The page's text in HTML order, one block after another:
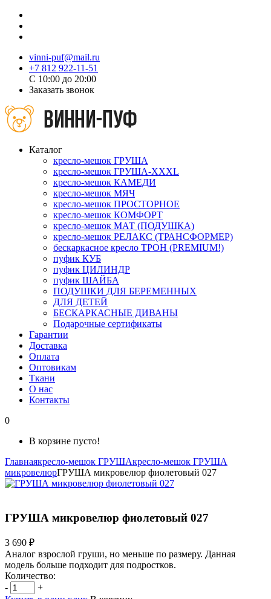
vinni-puf@mail.ru
+7 812 922-11-51
C 10:00 до 20:00
Заказать звонок
Каталог
кресло-мешок ГРУША
кресло-мешок ГРУША-XXXL
кресло-мешок КАМЕДИ
кресло-мешок МЯЧ
кресло-мешок ПРОСТОРНОЕ
кресло-мешок КОМФОРТ
кресло-мешок МАТ (ПОДУШКА)
кресло-мешок РЕЛАКС (ТРАНСФОРМЕР)
бескаркасное кресло ТРОН (PREMIUM!)
пуфик КУБ
пуфик ЦИЛИНДР
пуфик ШАЙБА
ПОДУШКИ ДЛЯ БЕРЕМЕННЫХ
ДЛЯ ДЕТЕЙ
БЕСКАРКАСНЫЕ ДИВАНЫ
Подарочные сертификаты
Гарантии
Доставка
Оплата
Оптовикам
Ткани
О нас
Контакты
0
В корзине пусто!
Главнаякресло-мешок ГРУШАкресло-мешок ГРУША
микровелюрГРУША микровелюр фиолетовый 027
ГРУША микровелюр фиолетовый 027
3 690 ₽
Аналог взрослой груши, но меньше по размеру. Данная
модель больше подходит для подростков.
Количество:
-
+